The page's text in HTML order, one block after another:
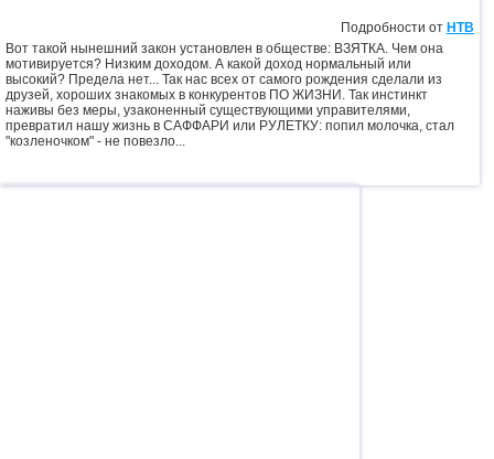
Подробности от НТВ
Вот такой нынешний закон установлен в обществе: ВЗЯТКА. Чем она
мотивируется? Низким доходом. А какой доход нормальный или
высокий? Предела нет... Так нас всех от самого рождения сделали из
друзей, хороших знакомых в конкурентов ПО ЖИЗНИ. Так инстинкт
наживы без меры, узаконенный существующими управителями,
превратил нашу жизнь в САФФАРИ или РУЛЕТКУ: попил молочка, стал
"козленочком" - не повезло...